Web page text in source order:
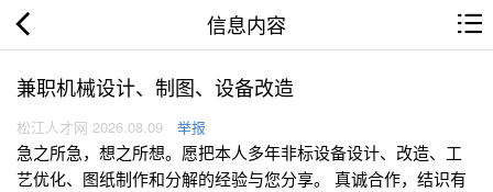
信息内容
兼职机械设计、制图、设备改造
松江人才网 2026.08.09 举报
急之所急，想之所想。愿把本人多年非标设备设计、改造、工
艺优化、图纸制作和分解的经验与您分享。 真诚合作，结识有